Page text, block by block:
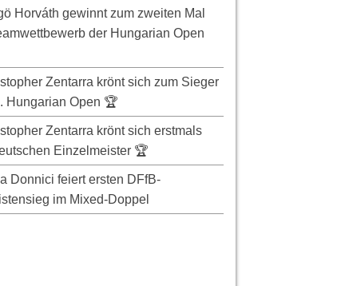
Horváth gewinnt zum zweiten Mal
der Hungarian Open
Zentarra krönt sich zum Sieger
Hungarian Open 🏆
Zentarra krönt sich erstmals
Einzelmeister 🏆
Donnici feiert ersten DFfB-
im Mixed-Doppel